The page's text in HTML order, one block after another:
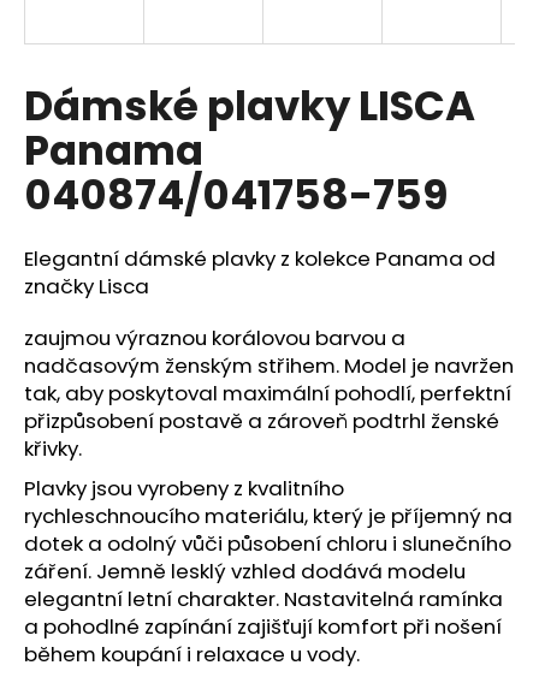
Dámské plavky LISCA
Panama
040874/041758-759
Elegantní dámské plavky z kolekce Panama od
značky Lisca
zaujmou výraznou korálovou barvou a
nadčasovým ženským střihem. Model je navržen
tak, aby poskytoval maximální pohodlí, perfektní
přizpůsobení postavě a zároveň podtrhl ženské
křivky.
Plavky jsou vyrobeny z kvalitního
rychleschnoucího materiálu, který je příjemný na
dotek a odolný vůči působení chloru i slunečního
záření. Jemně lesklý vzhled dodává modelu
elegantní letní charakter. Nastavitelná ramínka
a pohodlné zapínání zajišťují komfort při nošení
během koupání i relaxace u vody.
í
t
?
HLEDAT
D
o
p
o
r
u
č
u
j
e
m